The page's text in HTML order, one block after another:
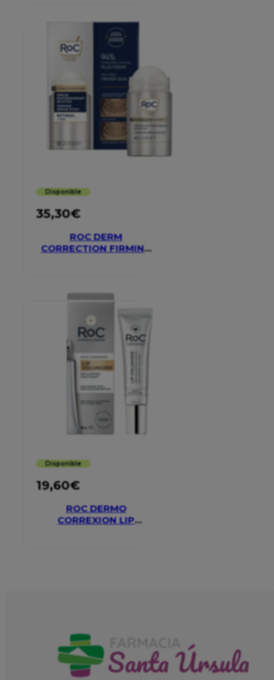
Disponible
35,30€
ROC DERM
CORRECTION FIRMING
Disponible
19,60€
ROC DERMO
CORREXION LIP